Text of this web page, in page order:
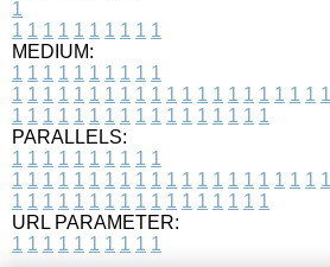
1
1 1 1 1 1 1 1 1 1 1
MEDIUM:
1 1 1 1 1 1 1 1 1 1
1 1 1 1 1 1 1 1 1 1 1 1 1 1 1 1 1 1 1 1 1
1 1 1 1 1 1 1 1 1 1 1 1 1 1 1 1 1
PARALLELS:
1 1 1 1 1 1 1 1 1 1
1 1 1 1 1 1 1 1 1 1 1 1 1 1 1 1 1 1 1 1 1
1 1 1 1 1 1 1 1 1 1 1 1 1 1 1 1 1
URL PARAMETER:
1 1 1 1 1 1 1 1 1 1